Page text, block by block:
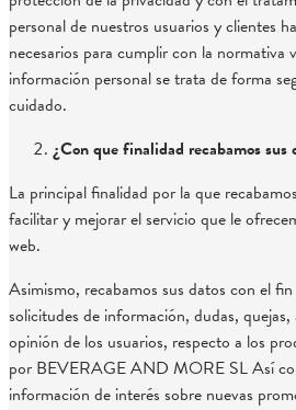
personal de nuestros usuarios y clientes
necesarios para cumplir con la normativa
información personal se trata de forma
cuidado.
¿Con que finalidad recabamos sus
La principal finalidad por la que
facilitar y mejorar el servicio que le
web.
Asimismo, recabamos sus datos con el
solicitudes de información, dudas,
opinión de los usuarios, respecto a los
por BEVERAGE AND MORE SL Así
información de interés sobre nuevas